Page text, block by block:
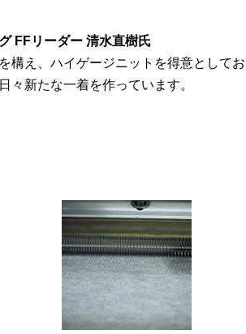
FFリーダー 清水直樹氏
構え、ハイゲージニットを得意として
々新たな一着を作っています。